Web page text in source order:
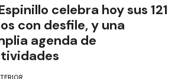
celebra hoy sus 121
con desfile, y una
agenda de